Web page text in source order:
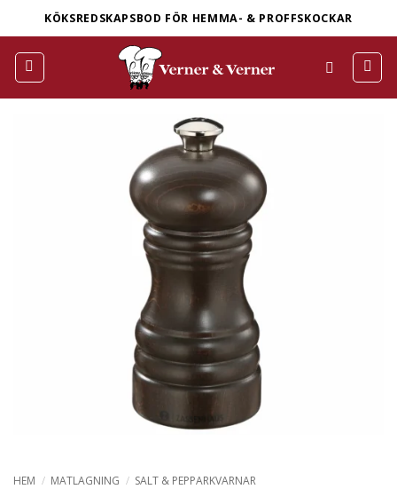
to
content
KÖKSREDSKAPSBOD FÖR HEMMA- & PROFFSKOCKAR
HEM / MATLAGNING / SALT & PEPPARKVARNAR